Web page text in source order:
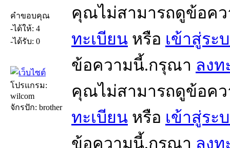
คำขอบคุณ
-ได้ให้: 4
-ได้รับ: 0
โปรแกรม:
wilcom
จักรปัก: brother
คุณไม่สามารถดูข้อค
ทะเบียน หรือ เข้าสู่ระ
ข้อความนี้.กรุณา ลงท
คุณไม่สามารถดูข้อค
ทะเบียน หรือ เข้าสู่ระ
ข้อความนี้.กรุณา ลงท